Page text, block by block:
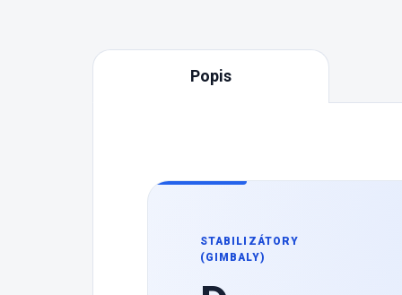
Popis
STABILIZÁTORY
(GIMBALY)